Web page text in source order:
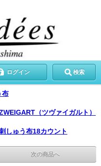
ログイン 検索
布
（ツヴァイガルト）
しゅう布18カウント
次の商品へ